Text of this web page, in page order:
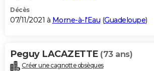
Décès
07/11/2021 à Morne-à-l'Eau (Guadeloupe)
Peguy LACAZETTE (73 ans)
Créer une cagnotte obsèques